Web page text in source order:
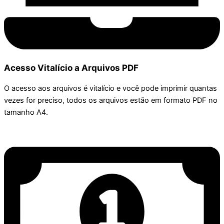
Acesso Vitalício a Arquivos PDF
O acesso aos arquivos é vitalício e você pode imprimir quantas
vezes for preciso, todos os arquivos estão em formato PDF no
tamanho A4.